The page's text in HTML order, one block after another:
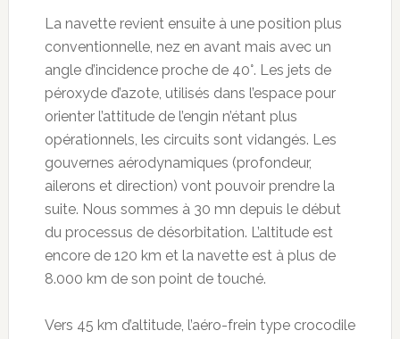
La navette revient ensuite à une position plus
conventionnelle, nez en avant mais avec un
angle d’incidence proche de 40°. Les jets de
péroxyde d’azote, utilisés dans l’espace pour
orienter l’attitude de l’engin n’étant plus
opérationnels, les circuits sont vidangés. Les
gouvernes aérodynamiques (profondeur,
ailerons et direction) vont pouvoir prendre la
suite. Nous sommes à 30 mn depuis le début
du processus de désorbitation. L’altitude est
encore de 120 km et la navette est à plus de
8.000 km de son point de touché.
Vers 45 km d’altitude, l’aéro-frein type crocodile